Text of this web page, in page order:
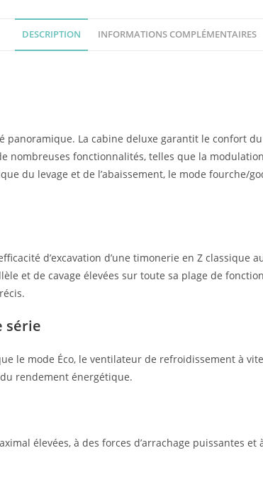
DESCRIPTION INFORMATIONS COMPLÉMENTAIRES
panoramique. La cabine deluxe garantit le confort
nombreuses fonctionnalités, telles que la
du levage et de l’abaissement, le mode fourche/
d’excavation d’une timonerie en Z
et de cavage élevées sur toute sa plage de
série
le mode Éco, le ventilateur de refroidissement à
rendement énergétique.
élevées, à des forces d’arrachage puissantes